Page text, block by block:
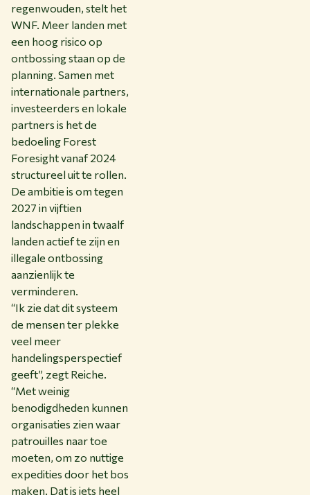
regenwouden, stelt het
WNF. Meer landen met
een hoog risico op
ontbossing staan op de
planning. Samen met
internationale partners,
investeerders en lokale
partners is het de
bedoeling Forest
Foresight vanaf 2024
structureel uit te rollen.
De ambitie is om tegen
2027 in vijftien
landschappen in twaalf
landen actief te zijn en
illegale ontbossing
aanzienlijk te
verminderen.
“Ik zie dat dit systeem
de mensen ter plekke
veel meer
handelingsperspectief
geeft”, zegt Reiche.
“Met weinig
benodigdheden kunnen
organisaties zien waar
patrouilles naar toe
moeten, om zo nuttige
expedities door het bos
maken. Dat is iets heel